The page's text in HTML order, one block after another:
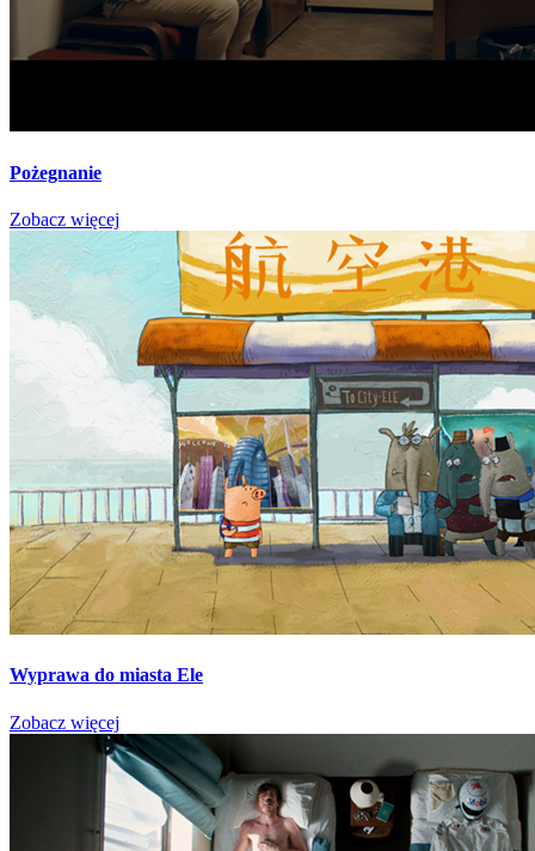
Pożegnanie
Zobacz więcej
Wyprawa do miasta Ele
Zobacz więcej